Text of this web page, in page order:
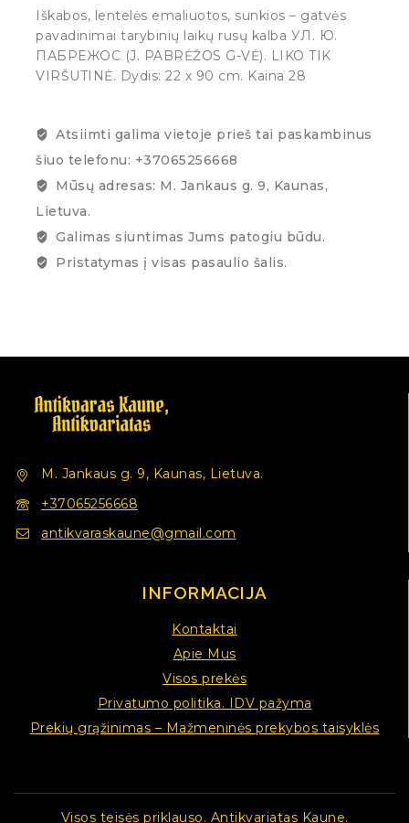
Iškabos, lentelės emaliuotos, sunkios – gatvės
pavadinimai tarybinių laikų rusų kalba УЛ. Ю.
ПАБРЕЖОС (J. PABRĖŽOS G-VĖ). LIKO TIK
VIRŠUTINĖ. Dydis: 22 x 90 cm. Kaina 28
Atsiimti galima vietoje prieš tai paskambinus
šiuo telefonu: +37065256668
Mūsų adresas: M. Jankaus g. 9, Kaunas,
Lietuva.
Galimas siuntimas Jums patogiu būdu.
Pristatymas į visas pasaulio šalis.
M. Jankaus g. 9, Kaunas, Lietuva.
+37065256668
antikvaraskaune@gmail.com
INFORMACIJA
Kontaktai
Apie Mus
Visos prekės
Privatumo politika. IDV pažyma
Prekių grąžinimas – Mažmeninės prekybos taisyklės
Visos teisės priklauso. Antikvariatas Kaune.